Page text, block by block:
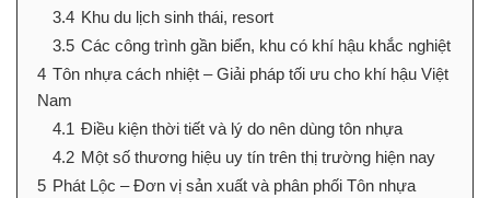
3.4 Khu du lịch sinh thái, resort
3.5 Các công trình gần biển, khu có khí hậu khắc nghiệt
4 Tôn nhựa cách nhiệt – Giải pháp tối ưu cho khí hậu Việt
Nam
4.1 Điều kiện thời tiết và lý do nên dùng tôn nhựa
4.2 Một số thương hiệu uy tín trên thị trường hiện nay
5 Phát Lộc – Đơn vị sản xuất và phân phối Tôn nhựa